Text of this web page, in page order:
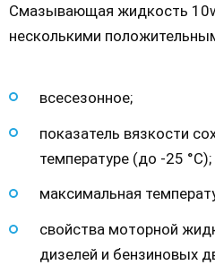
Смазывающая жидкость
несколькими
всесезонное;
показатель вязкости
температуре (до -25 °С);
максимальная
свойства моторной
дизелей и бензиновых